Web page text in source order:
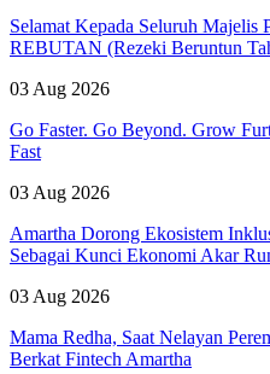
Selamat Kepada Seluruh Majelis
REBUTAN (Rezeki Beruntun
03 Aug 2026
Go Faster. Go Beyond. Grow
Fast
03 Aug 2026
Amartha Dorong Ekosistem
Sebagai Kunci Ekonomi Akar
03 Aug 2026
Mama Redha, Saat Nelayan
Berkat Fintech Amartha